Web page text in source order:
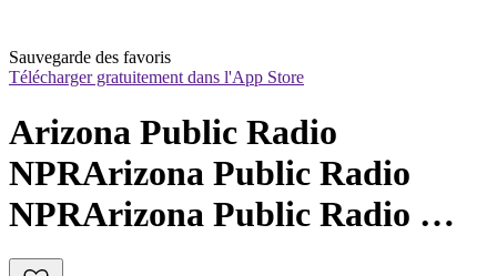
Sauvegarde des favoris
Télécharger gratuitement dans l'App Store
Arizona Public Radio
NPRArizona Public Radio
NPRArizona Public Radio
NPR